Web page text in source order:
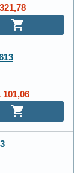
321,78
101,06